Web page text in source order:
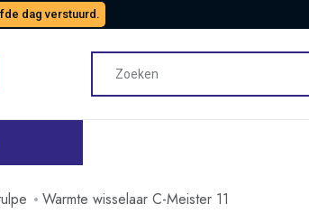
dag verstuurd.
Warmte wisselaar C-Meister 11